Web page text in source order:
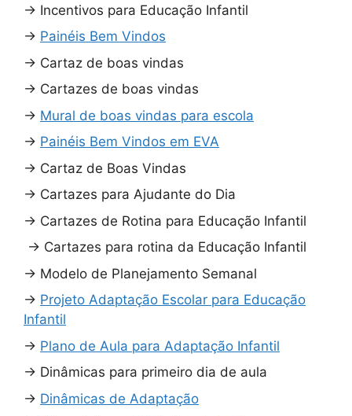
→ Incentivos para Educação Infantil
→ Painéis Bem Vindos
→ Cartaz de boas vindas
→ Cartazes de boas vindas
→ Mural de boas vindas para escola
→ Painéis Bem Vindos em EVA
→ Cartaz de Boas Vindas
→ Cartazes para Ajudante do Dia
→ Cartazes de Rotina para Educação Infantil
→ Cartazes para rotina da Educação Infantil
→ Modelo de Planejamento Semanal
→ Projeto Adaptação Escolar para Educação
Infantil
→ Plano de Aula para Adaptação Infantil
→ Dinâmicas para primeiro dia de aula
→ Dinâmicas de Adaptação